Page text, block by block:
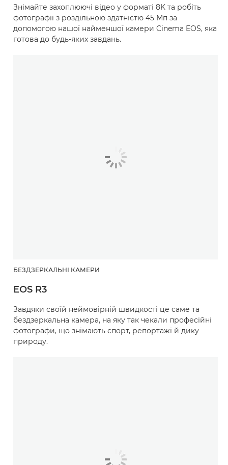
Знімайте захоплюючі відео у форматі 8K та робіть
фотографії з роздільною здатністю 45 Мп за
допомогою нашої найменшої камери Cinema EOS, яка
готова до будь-яких завдань.
БЕЗДЗЕРКАЛЬНІ КАМЕРИ
EOS R3
Завдяки своїй неймовірній швидкості це саме та
бездзеркальна камера, на яку так чекали професійні
фотографи, що знімають спорт, репортажі й дику
природу.